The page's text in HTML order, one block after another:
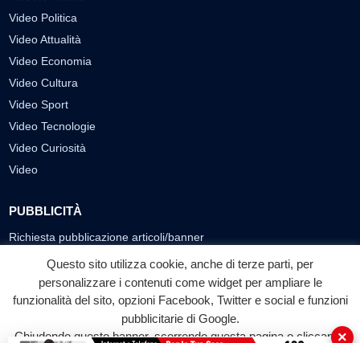
Video Politica
Video Attualità
Video Economia
Video Cultura
Video Sport
Video Tecnologie
Video Curiosità
Video
PUBBLICITÀ
Richiesta pubblicazione articoli/banner
SEGUICI SUI SOCIAL
f
Facebook
◎ ▶
YouTube
Questo sito utilizza cookie, anche di terze parti, per
personalizzare i contenuti come widget per ampliare le
funzionalità del sito, opzioni Facebook, Twitter e social e funzioni
pubblicitarie di Google.
Chiudendo questo banner, scorrendo questa pagina o cliccando
×